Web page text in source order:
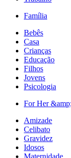
Família
Bebês
Casa
Crianças
Educação
Filhos
Jovens
Psicologia
For Her
Amizade
Celibato
Gravidez
Idosos
Maternidade